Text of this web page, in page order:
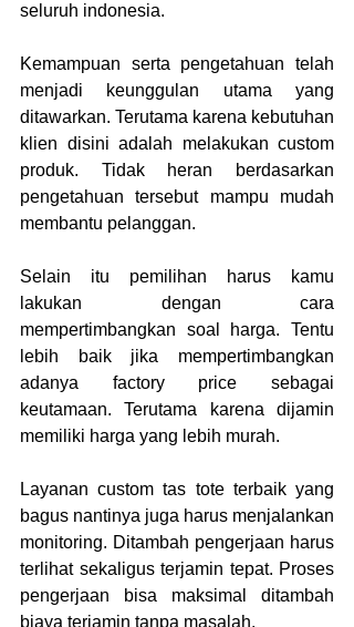
seluruh indonesia.
Kemampuan serta pengetahuan telah
menjadi keunggulan utama yang
ditawarkan. Terutama karena kebutuhan
klien disini adalah melakukan custom
produk. Tidak heran berdasarkan
pengetahuan tersebut mampu mudah
membantu pelanggan.
Selain itu pemilihan harus kamu
lakukan dengan cara
mempertimbangkan soal harga. Tentu
lebih baik jika mempertimbangkan
adanya factory price sebagai
keutamaan. Terutama karena dijamin
memiliki harga yang lebih murah.
Layanan custom tas tote terbaik yang
bagus nantinya juga harus menjalankan
monitoring. Ditambah pengerjaan harus
terlihat sekaligus terjamin tepat. Proses
pengerjaan bisa maksimal ditambah
biaya terjamin tanpa masalah.